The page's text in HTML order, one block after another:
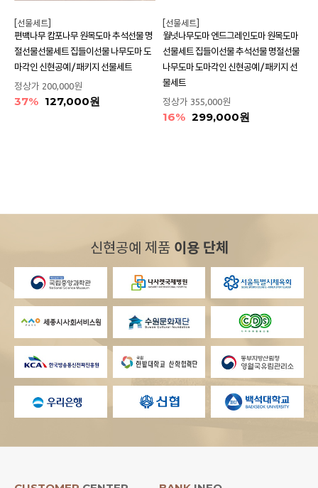
[선물세트]
편백나무 캄포나무 원목도마 추석선물 명
절선물선물세트 집들이선물 나무도마 도
마각인 신현공예 / 패키지 선물세트
정상가 200,000원
37% 127,000원
[선물세트]
월넛나무도마 엔드그레인도마 원목도마
선물세트 집들이선물 추석선물 명절선물
나무도마 도마각인 신현공예 / 패키지 선
물세트
정상가 355,000원
16% 299,000원
신현공예 제품 이용 단체